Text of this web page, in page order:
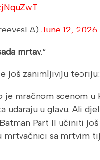
June 12, 2026
mrtav.“
još zanimljiviju teoriju:
je mračnom scenom u
udaraju u glavu. Ali
Part II učiniti
mrtvačnici sa mrtvim